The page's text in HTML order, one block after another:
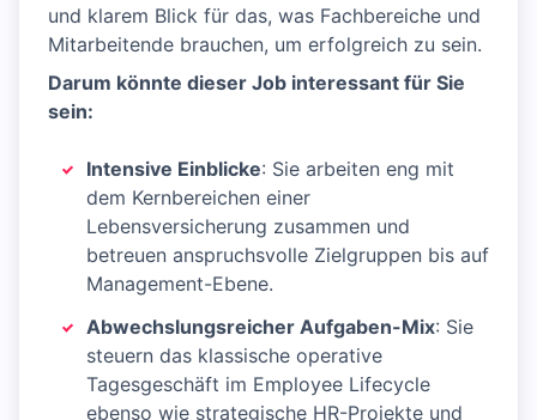
und klarem Blick für das, was Fachbereiche und
Mitarbeitende brauchen, um erfolgreich zu sein.
Darum könnte dieser Job interessant für Sie
sein:
Intensive Einblicke: Sie arbeiten eng mit
dem Kernbereichen einer
Lebensversicherung zusammen und
betreuen anspruchsvolle Zielgruppen bis auf
Management-Ebene.
Abwechslungsreicher Aufgaben-Mix: Sie
steuern das klassische operative
Tagesgeschäft im Employee Lifecycle
ebenso wie strategische HR-Projekte und